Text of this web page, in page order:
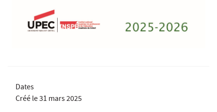
Dates
Créé le31 mars 2025